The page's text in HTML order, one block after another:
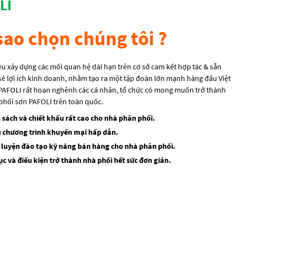
chọn chúng tôi ?
xây dựng các mối quan hệ dài hạn trên cơ sở cam kết hợp tác & sẵn
lợi ích kinh doanh, nhằm tạo ra một tập đoàn lớn mạnh hàng đầu Việt
rất hoan nghênh các cá nhân, tổ chức có mong muốn trở thành
sơn PAFOLI trên toàn quốc.
sách và chiết khấu rất cao cho nhà phân phối.
chương trình khuyến mại hấp dẫn.
đào tạo kỹ năng bán hàng cho nhà phân phối.
và điều kiện trở thành nhà phối hết sức đơn giản.